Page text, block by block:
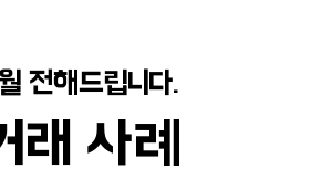
전해드립니다.
전해드립니다.
래 사례
래 사례